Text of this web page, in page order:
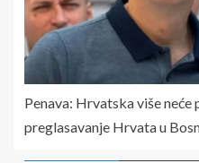
Penava: Hrvatska više
preglasavanje Hrvata u